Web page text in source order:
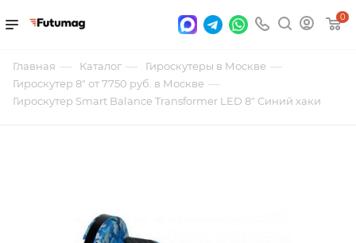
0
Главная — Каталог — Гироскутеры в Москве —
Гироскутер 8" от 7750 руб. в Москве —
Гироскутер Smart Balance Transformer LED 8" Синий хаки